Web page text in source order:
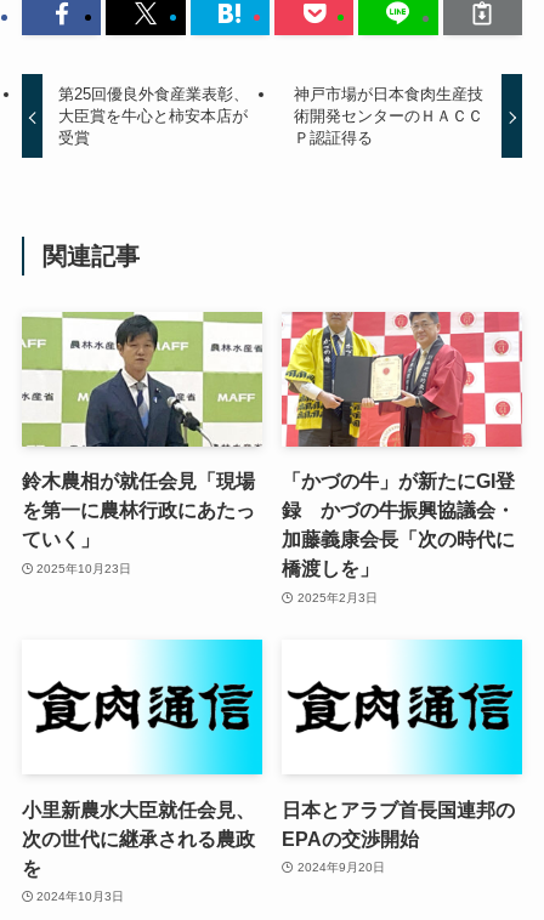
第25回優良外食産業表彰、
大臣賞を牛心と柿安本店が
受賞
神戸市場が日本食肉生産技
術開発センターのＨＡＣＣ
Ｐ認証得る
関連記事
鈴木農相が就任会見「現場
を第一に農林行政にあたっ
ていく」
2025年10月23日
「かづの牛」が新たにGI登
録 かづの牛振興協議会・
加藤義康会長「次の時代に
橋渡しを」
2025年2月3日
小里新農水大臣就任会見、
次の世代に継承される農政
を
2024年10月3日
日本とアラブ首長国連邦の
EPAの交渉開始
2024年9月20日